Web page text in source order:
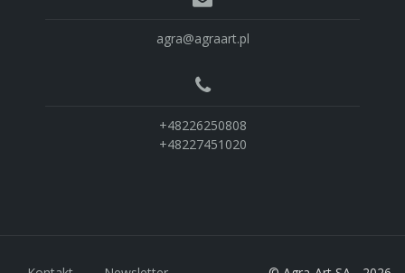
agra@agraart.pl
+48226250808
+48227451020